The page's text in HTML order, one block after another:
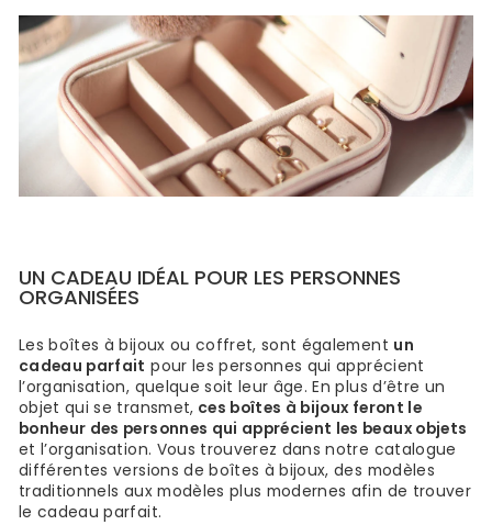
UN CADEAU IDÉAL POUR LES PERSONNES
ORGANISÉES
Les boîtes à bijoux ou coffret, sont également un
cadeau parfait pour les personnes qui apprécient
l’organisation, quelque soit leur âge. En plus d’être un
objet qui se transmet, ces boîtes à bijoux feront le
bonheur des personnes qui apprécient les beaux objets
et l’organisation. Vous trouverez dans notre catalogue
différentes versions de boîtes à bijoux, des modèles
traditionnels aux modèles plus modernes afin de trouver
le cadeau parfait.